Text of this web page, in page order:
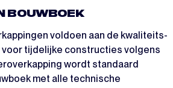
BOUWBOEK
voldoen aan de kwaliteits-
tijdelijke constructies volgens
wordt standaard
met alle technische